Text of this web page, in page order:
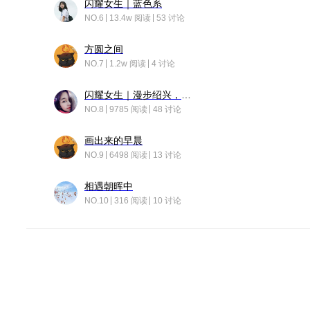
闪耀女生｜蓝色系
NO.6 13.4w 阅读 53 讨论
方圆之间
NO.7 1.2w 阅读 4 讨论
NO.8 9785 阅读 48 讨论
画出来的早晨
NO.9 6498 阅读 13 讨论
相遇朝晖中
NO.10 316 阅读 10 讨论